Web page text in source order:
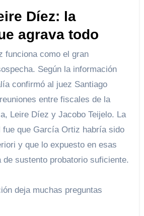
Díez: la
agrava todo
funciona como el gran
Según la información
confirmó al juez Santiago
entre fiscales de la
Leire Díez y Jacobo Teijelo. La
que García Ortiz habría sido
y que lo expuesto en esas
de sustento probatorio suficiente.
deja muchas preguntas